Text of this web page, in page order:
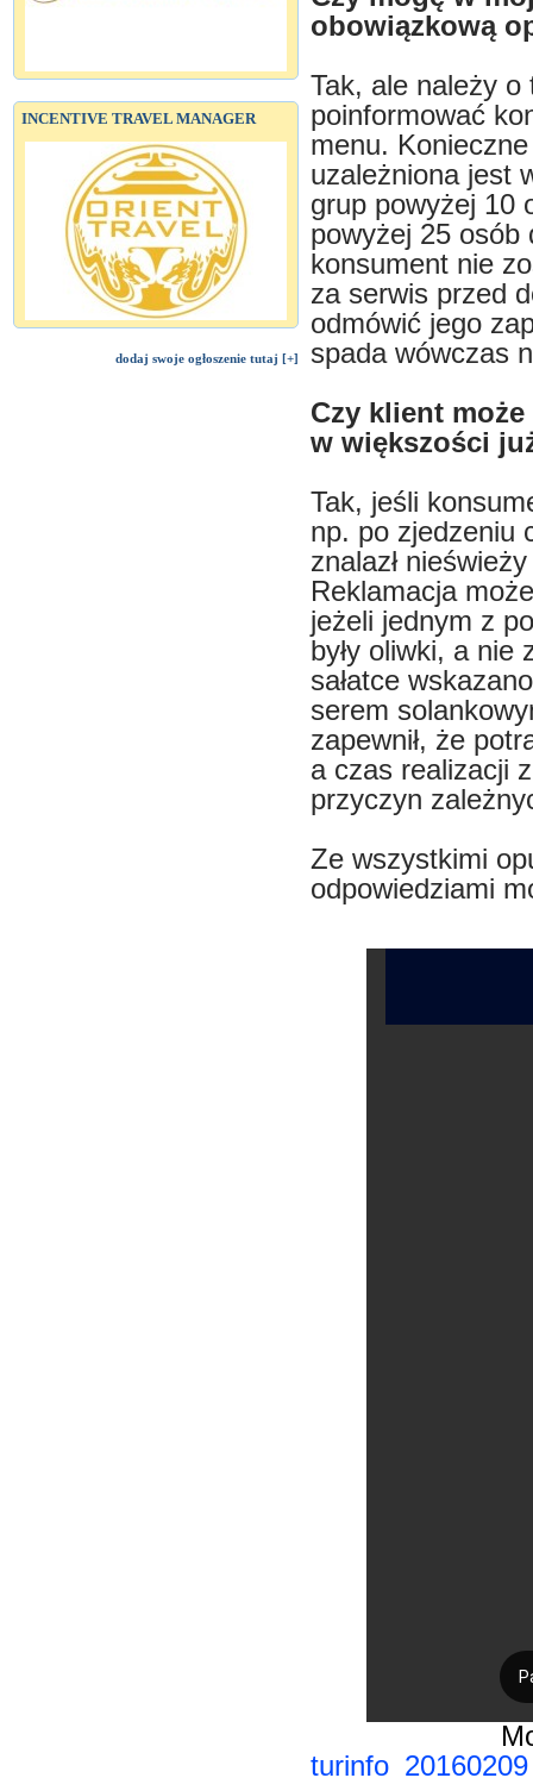
INCENTIVE TRAVEL MANAGER
dodaj swoje ogłoszenie tutaj [+]
obowiązkową
Tak, ale należy o
poinformować
menu.
uzależniona jest
grup powyżej 10
powyżej 25 osób
konsument nie
za serwis przed
odmówić jego
spada wówczas
Czy klient
w większości
Tak, jeśli
np. po zjedzeniu
znalazł
Reklamacja
jeżeli jednym z
były oliwki, a nie
sałatce
serem
zapewnił, że
a czas realizacji
przyczyn
Ze wszystkimi
odpowiedziami